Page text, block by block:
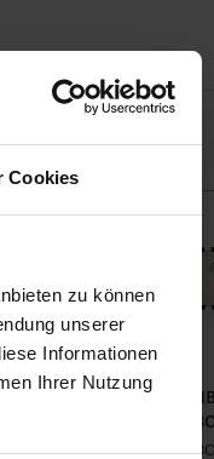
Cookies
zu können
unserer
Informationen
Ihrer Nutzung
320 SUN-
Kit 2-in-1 SUN-